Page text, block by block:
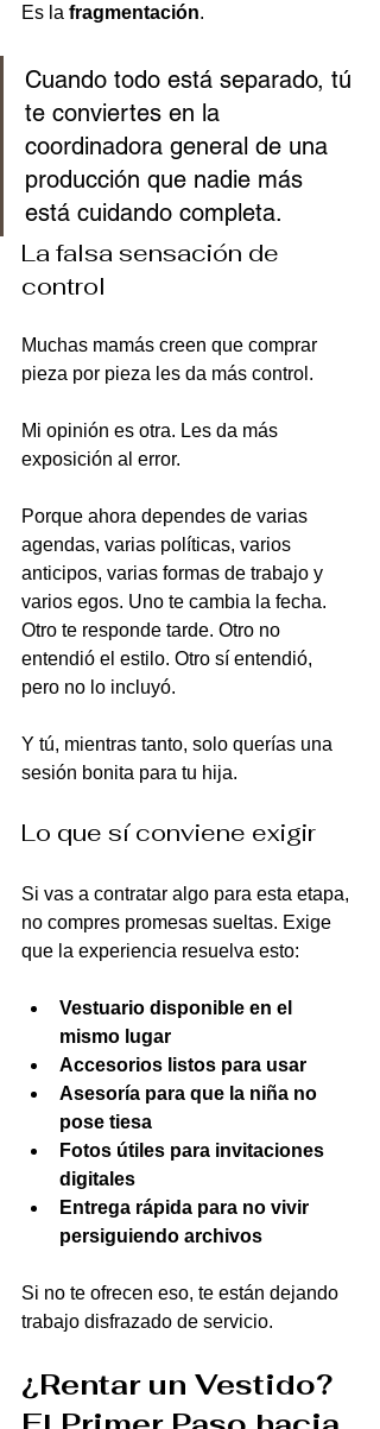
Es la fragmentación.
Cuando todo está separado, tú
te conviertes en la
coordinadora general de una
producción que nadie más
está cuidando completa.
La falsa sensación de
control
Muchas mamás creen que comprar
pieza por pieza les da más control.
Mi opinión es otra. Les da más
exposición al error.
Porque ahora dependes de varias
agendas, varias políticas, varios
anticipos, varias formas de trabajo y
varios egos. Uno te cambia la fecha.
Otro te responde tarde. Otro no
entendió el estilo. Otro sí entendió,
pero no lo incluyó.
Y tú, mientras tanto, solo querías una
sesión bonita para tu hija.
Lo que sí conviene exigir
Si vas a contratar algo para esta etapa,
no compres promesas sueltas. Exige
que la experiencia resuelva esto:
Vestuario disponible en el
mismo lugar
Accesorios listos para usar
Asesoría para que la niña no
pose tiesa
Fotos útiles para invitaciones
digitales
Entrega rápida para no vivir
persiguiendo archivos
Si no te ofrecen eso, te están dejando
trabajo disfrazado de servicio.
¿Rentar un Vestido?